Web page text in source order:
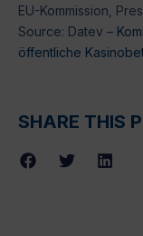
EU-Kommission,
Source: Datev –
öffentliche
SHARE THIS